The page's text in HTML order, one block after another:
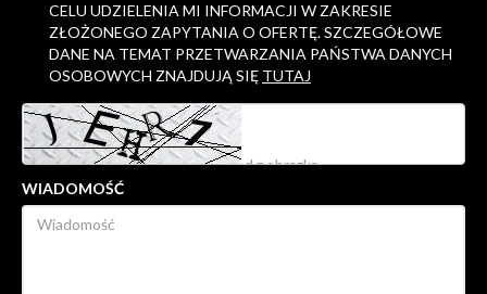
CELU UDZIELENIA MI INFORMACJI W ZAKRESIE
ZŁOŻONEGO ZAPYTANIA O OFERTĘ. SZCZEGÓŁOWE
DANE NA TEMAT PRZETWARZANIA PAŃSTWA DANYCH
OSOBOWYCH ZNAJDUJĄ SIĘ TUTAJ
WIADOMOŚĆ